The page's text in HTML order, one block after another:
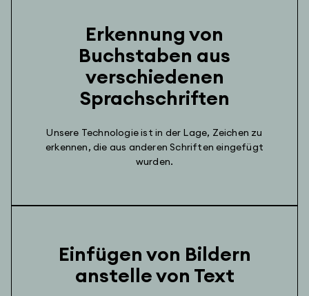
Erkennung von
Buchstaben aus
verschiedenen
Sprachschriften
Unsere Technologie ist in der Lage, Zeichen zu
erkennen, die aus anderen Schriften eingefügt
wurden.
Einfügen von Bildern
anstelle von Text